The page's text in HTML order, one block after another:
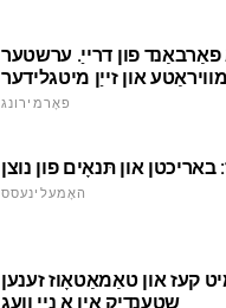
פאַרבאַנד פון דרייַ. ערשטער
און זייַן מיטגלידער
פאָרמירונג
באריכטן און תּנאָים פון נוצן
האָמעלינעסס
קעז און טאַמאַטאָוז זענען
שטענדיק אין אַ נייַ וועג